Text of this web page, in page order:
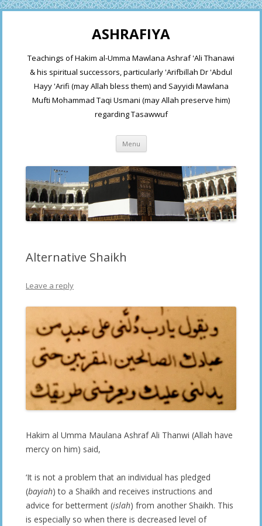
ASHRAFIYA
Teachings of Hakim al-Umma Mawlana Ashraf 'Ali Thanawi
& his spiritual successors, particularly 'Arifbillah Dr 'Abdul
Hayy 'Arifi (may Allah bless them) and Sayyidi Mawlana
Mufti Mohammad Taqi Usmani (may Allah preserve him)
regarding Tasawwuf
Menu Skip
content
Alternative Shaikh
Leave a reply
Hakim al Umma Maulana Ashraf Ali Thanwi (Allah have
mercy on him) said,
‘It is not a problem that an individual has pledged
(bayiah) to a Shaikh and receives instructions and
advice for betterment (islah) from another Shaikh. This
is especially so when there is decreased level of